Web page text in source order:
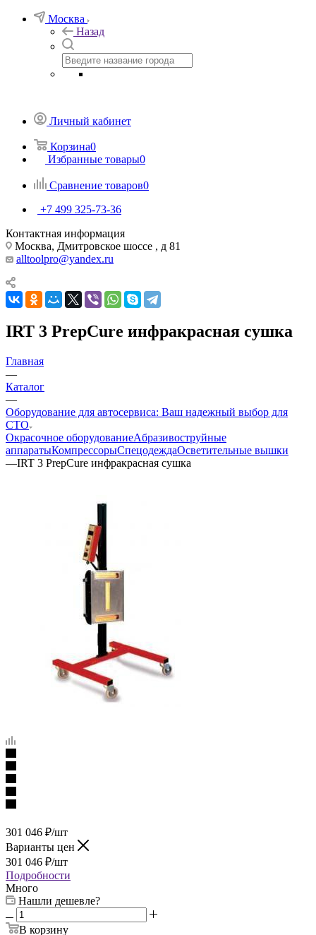
Москва
Назад
Личный кабинет
Корзина0
Избранные товары0
Сравнение товаров0
+7 499 325-73-36
Контактная информация
Москва, Дмитровское шоссе , д 81
alltoolpro@yandex.ru
IRT 3 PrepCure инфракрасная сушка
Главная
—
Каталог
—
Оборудование для автосервиса: Ваш надежный выбор для
СТО
Окрасочное оборудованиеAбразивоструйные
аппаратыКомпрессорыСпецодеждаОсветительные вышки
—IRT 3 PrepCure инфракрасная сушка
301 046 ₽/шт
Варианты цен
301 046 ₽/шт
Подробности
Много
Нашли дешевле?
В корзину